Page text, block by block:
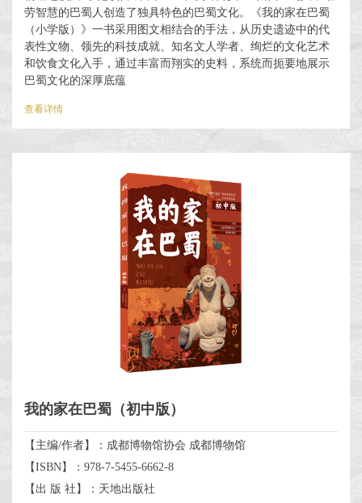
劳智慧的巴蜀人创造了独具特色的巴蜀文化。《我的家在巴蜀
（小学版）》一书采用图文相结合的手法，从历史遗迹中的代
表性文物、领先的科技成就、知名文人学者、绚烂的文化艺术
和饮食文化入手，通过丰富而翔实的史料，系统而扼要地展示
巴蜀文化的深厚底蕴
查看详情
我的家在巴蜀（初中版）
【主编/作者】：成都博物馆协会 成都博物馆
【ISBN】：978-7-5455-6662-8
【出 版 社】：天地出版社